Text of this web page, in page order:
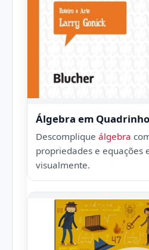
Álgebra em
Descomplique álgebra
propriedades e equações
visualmente.